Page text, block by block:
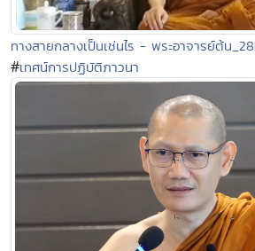
ทางสายกลางเป็นเช่นไร - พระอาจารย์ต้น
#เทศน์การปฏิบัติภาวนา